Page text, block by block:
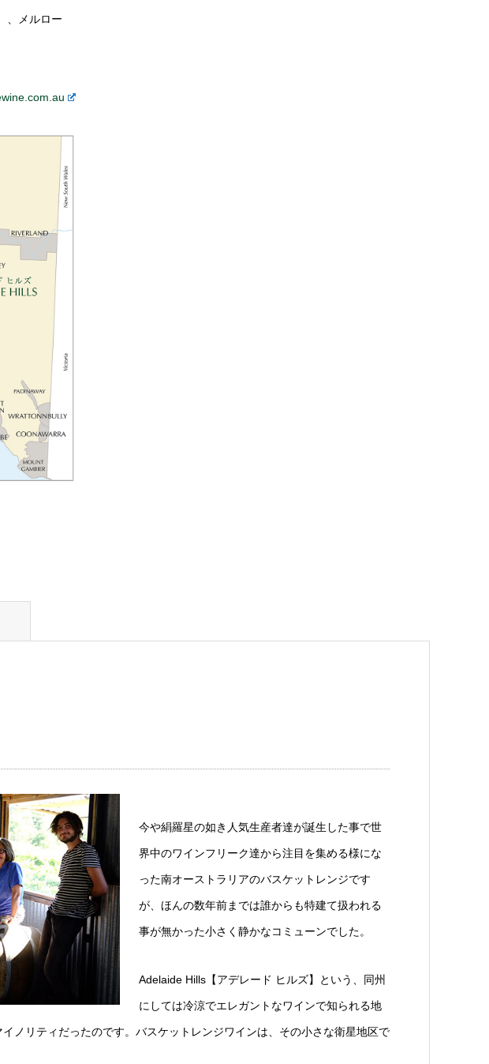
、メルロー
今や絹羅星の如き人気生産者達が誕生した事で世
界中のワインフリーク達から注目を集める様にな
った南オーストラリアのバスケットレンジです
が、ほんの数年前までは誰からも特建て扱われる
事が無かった小さく静かなコミューンでした。
Adelaide Hills【アデレード ヒルズ】という、同州
にしては冷涼でエレガントなワインで知られる地
ノリティだったのです。バスケットレンジワインは、その小さな衛星地区で